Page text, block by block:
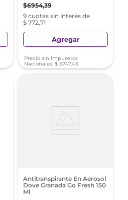
$6954,39
9 cuotas sin interés de
$ 772,71
Agregar
Precio sin Impuestos
Nacionales: $ 5747,43
Antitranspirante En Aerosol
Dove Granada Go Fresh 150
Ml